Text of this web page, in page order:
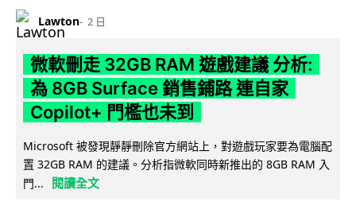
Lawton 2 日
微軟刪走 32GB RAM 遊戲建議 分析:
為 8GB Surface 銷售鋪路 連自家
Copilot+ 門檻也未到
Microsoft 被發現靜靜刪除官方網站上，對遊戲玩家要為電腦配
置 32GB RAM 的建議。分析指微軟同時新推出的 8GB RAM 入
門...
閱讀全文